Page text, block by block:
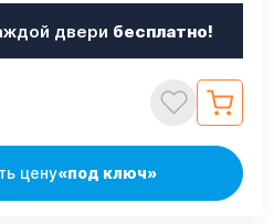
двери бесплатно!
цену«под ключ»